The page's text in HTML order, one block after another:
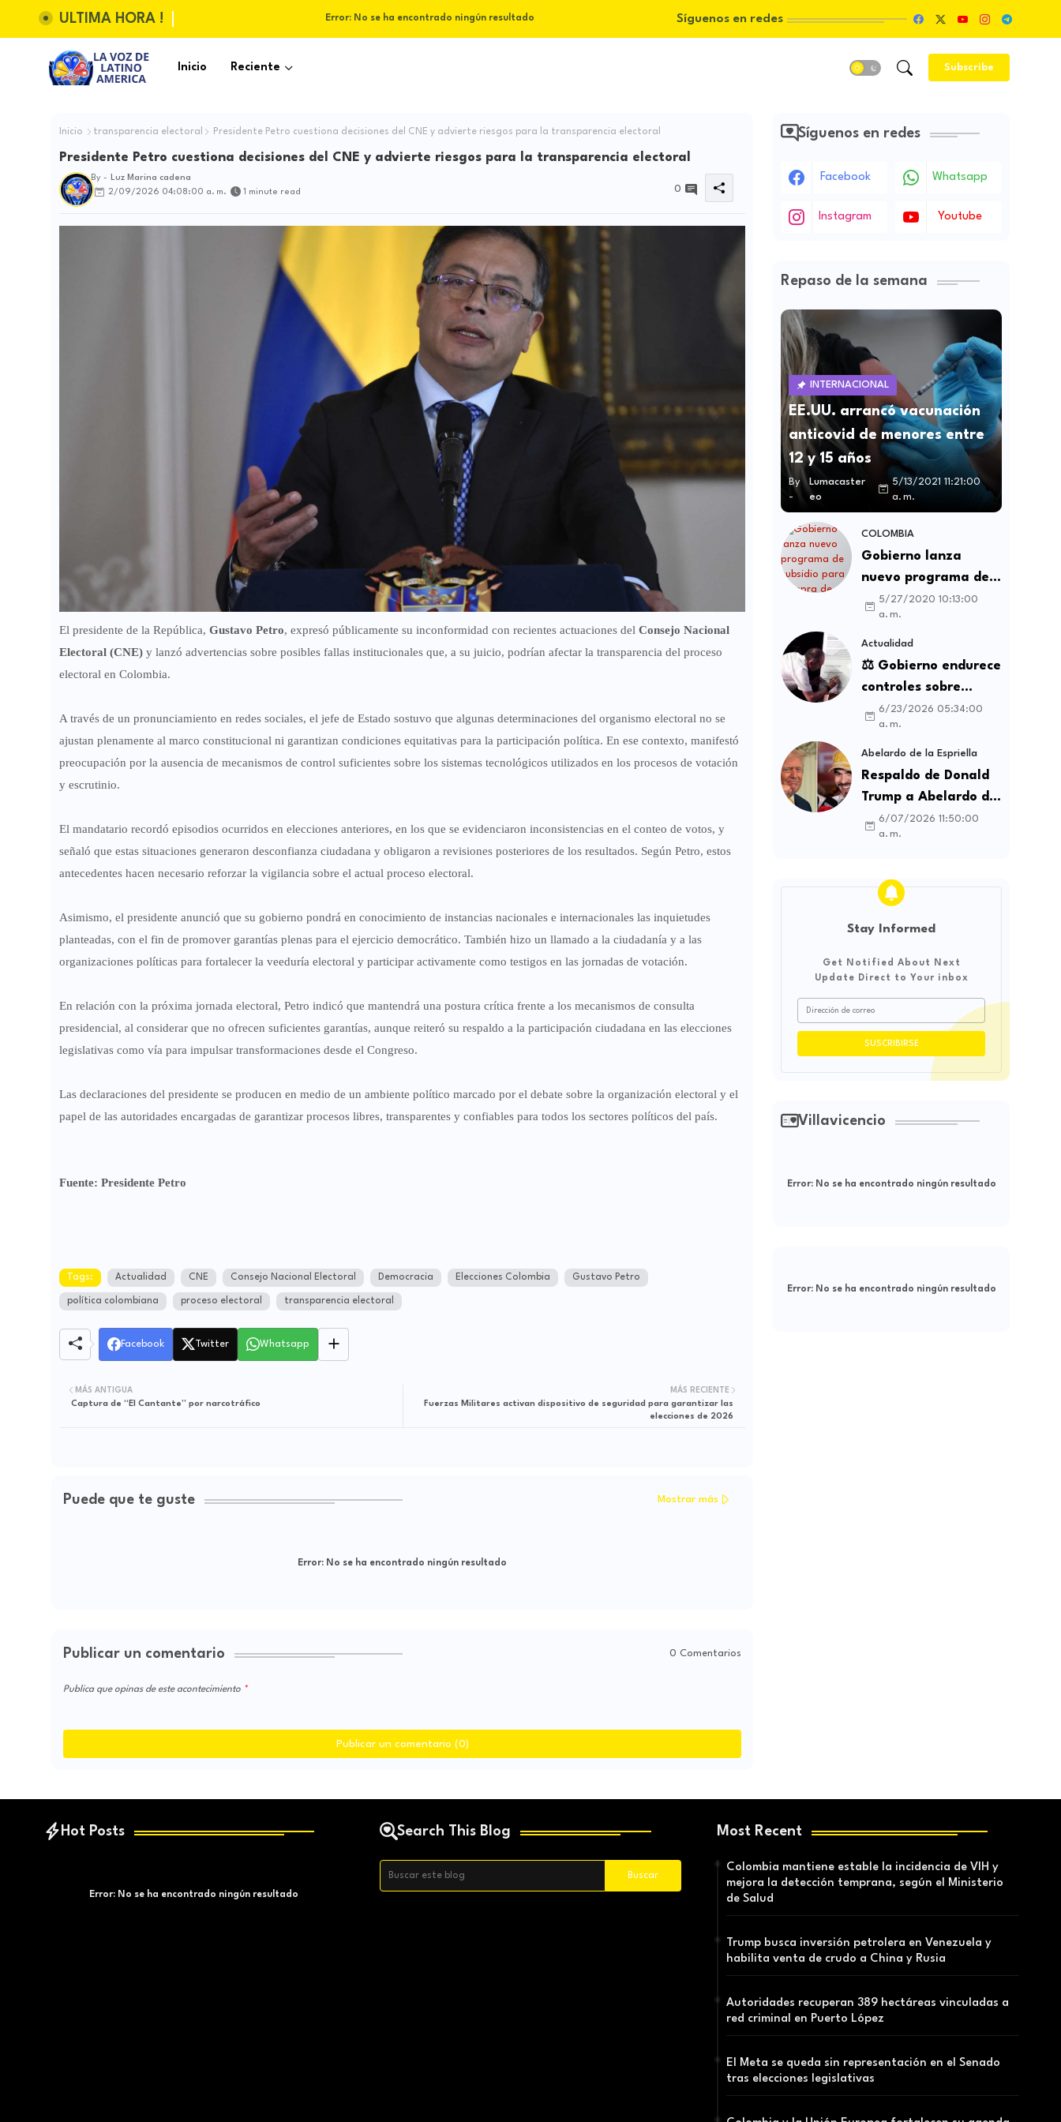
ULTIMA HORA ! Error: No se ha encontrado ningún resultado Síguenos en redes
Inicio Reciente Subscribe
Inicio transparencia electoral Presidente Petro cuestiona decisiones del CNE y advierte riesgos para la transparencia electoral
Presidente Petro cuestiona decisiones del CNE y advierte riesgos para la transparencia electoral
By -
Luz Marina cadena
2/09/2026 04:08:00 a. m.
1 minute read 0
El presidente de la República, Gustavo Petro, expresó públicamente su inconformidad con recientes actuaciones del Consejo Nacional
Electoral (CNE) y lanzó advertencias sobre posibles fallas institucionales que, a su juicio, podrían afectar la transparencia del proceso
electoral en Colombia.
A través de un pronunciamiento en redes sociales, el jefe de Estado sostuvo que algunas determinaciones del organismo electoral no se
ajustan plenamente al marco constitucional ni garantizan condiciones equitativas para la participación política. En ese contexto, manifestó
preocupación por la ausencia de mecanismos de control suficientes sobre los sistemas tecnológicos utilizados en los procesos de votación
y escrutinio.
El mandatario recordó episodios ocurridos en elecciones anteriores, en los que se evidenciaron inconsistencias en el conteo de votos, y
señaló que estas situaciones generaron desconfianza ciudadana y obligaron a revisiones posteriores de los resultados. Según Petro, estos
antecedentes hacen necesario reforzar la vigilancia sobre el actual proceso electoral.
Asimismo, el presidente anunció que su gobierno pondrá en conocimiento de instancias nacionales e internacionales las inquietudes
planteadas, con el fin de promover garantías plenas para el ejercicio democrático. También hizo un llamado a la ciudadanía y a las
organizaciones políticas para fortalecer la veeduría electoral y participar activamente como testigos en las jornadas de votación.
En relación con la próxima jornada electoral, Petro indicó que mantendrá una postura crítica frente a los mecanismos de consulta
presidencial, al considerar que no ofrecen suficientes garantías, aunque reiteró su respaldo a la participación ciudadana en las elecciones
legislativas como vía para impulsar transformaciones desde el Congreso.
Las declaraciones del presidente se producen en medio de un ambiente político marcado por el debate sobre la organización electoral y el
papel de las autoridades encargadas de garantizar procesos libres, transparentes y confiables para todos los sectores políticos del país.
Fuente: Presidente Petro
Tags: Actualidad CNE Consejo Nacional Electoral Democracia Elecciones Colombia Gustavo Petro
política colombiana proceso electoral transparencia electoral
Facebook Twitter Whatsapp
MÁS RECIENTE
Fuerzas Militares activan dispositivo de seguridad para garantizar las
elecciones de 2026
MÁS ANTIGUA
Captura de “El Cantante” por narcotráfico
Puede que te guste Mostrar más
Error: No se ha encontrado ningún resultado
Publicar un comentario 0 Comentarios
Publica que opinas de este acontecimiento
Publicar un comentario (0)
Síguenos en redes
Facebook Whatsapp
Instagram Youtube
Repaso de la semana
INTERNACIONAL
EE.UU. arrancó vacunación
anticovid de menores entre
12 y 15 años
By
-
Lumacaster
eo
5/13/2021 11:21:00
a. m.
COLOMBIA
Gobierno lanza
nuevo programa de
subsidio para compra
de vivienda VIS y no
VIS
5/27/2020 10:13:00
a. m.
Actualidad
⚖️ Gobierno endurece
controles sobre
contratos sindicales
y busca frenar la
intermediación
laboral ilegal
6/23/2026 05:34:00
a. m.
Abelardo de la Espriella
Respaldo de Donald
Trump a Abelardo de
la Espriella genera
debate sobre
influencia
internacional
6/07/2026 11:50:00
a. m.
Stay Informed
Get Notified About Next
Update Direct to Your inbox
Villavicencio
Error:No se ha encontrado ningún resultado
Error:No se ha encontrado ningún resultado
Hot Posts
Error: No se ha encontrado ningún resultado
Search This Blog Most Recent
Colombia mantiene estable la incidencia de VIH y
mejora la detección temprana, según el Ministerio
de Salud
Trump busca inversión petrolera en Venezuela y
habilita venta de crudo a China y Rusia
Autoridades recuperan 389 hectáreas vinculadas a
red criminal en Puerto López
El Meta se queda sin representación en el Senado
tras elecciones legislativas